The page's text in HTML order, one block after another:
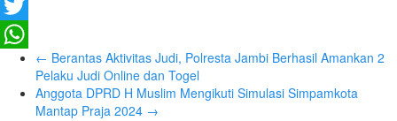
Facebook
Twitter
WhatsApp
← Berantas Aktivitas Judi, Polresta Jambi Berhasil Amankan 2
Pelaku Judi Online dan Togel
Anggota DPRD H Muslim Mengikuti Simulasi Simpamkota
Mantap Praja 2024 →